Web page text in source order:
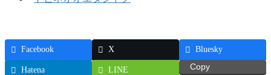
Facebook X Bluesky
Hatena LINE Copy